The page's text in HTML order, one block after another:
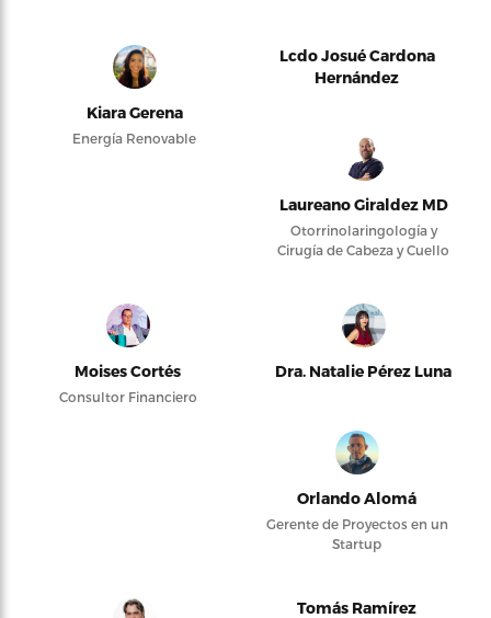
Kiara Gerena
Energía Renovable
Lcdo Josué Cardona
Hernández
Laureano Giraldez MD
Otorrinolaringología y
Cirugía de Cabeza y Cuello
Moises Cortés
Consultor Financiero
Dra. Natalie Pérez Luna
Orlando Alomá
Gerente de Proyectos en un
Startup
Tomás Ramírez